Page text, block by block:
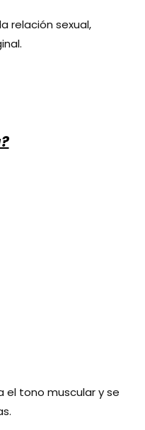
relación sexual,
el tono muscular y se